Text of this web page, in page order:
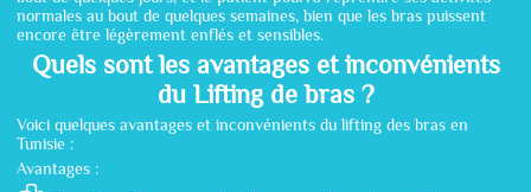
normales au bout de quelques semaines, bien que les bras puissent
encore être légèrement enflés et sensibles.
Quels sont les avantages et inconvénients
du Lifting de bras ?
Voici quelques avantages et inconvénients du lifting des bras en
Tunisie :
Avantages :